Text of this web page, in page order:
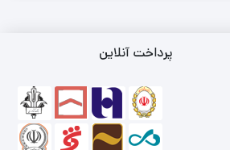
پرداخت آنلاین